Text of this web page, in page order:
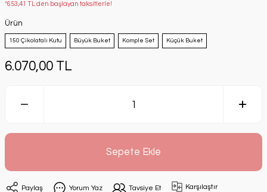
*653,41 TL den başlayan taksitlerle!
Ürün
150 Çikolatalı Kutu Büyük Buket Komple Set Küçük Buket
6.070,00 TL
Sepete Ekle
Paylaş Yorum Yaz Tavsiye Et Karşılaştır